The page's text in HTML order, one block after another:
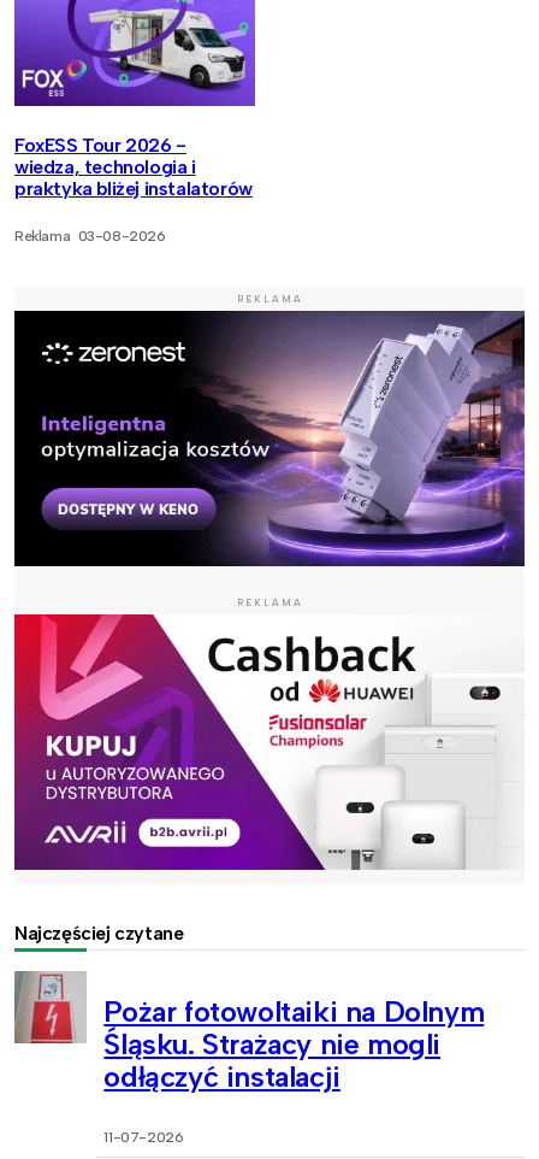
FoxESS Tour 2026 -
wiedza, technologia i
praktyka bliżej instalatorów
Reklama 03-08-2026
REKLAMA
REKLAMA
Najczęściej czytane
Pożar fotowoltaiki na Dolnym
Śląsku. Strażacy nie mogli
odłączyć instalacji
11-07-2026